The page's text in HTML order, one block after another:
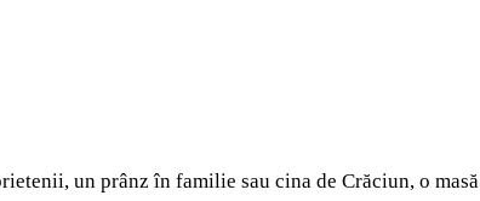
un prânz în familie sau cina de Crăciun, o